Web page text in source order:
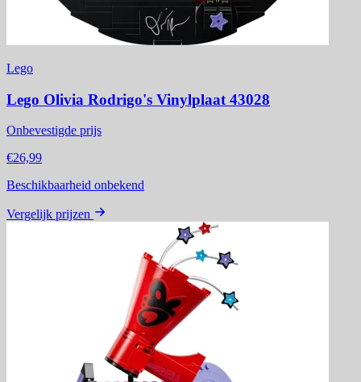
Lego
Lego Olivia Rodrigo's Vinylplaat 43028
Onbevestigde prijs
€26,99
Beschikbaarheid onbekend
Vergelijk prijzen